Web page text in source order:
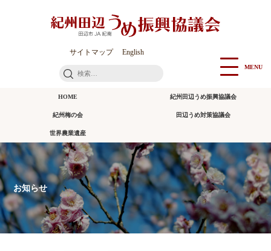
サイトマップ English
検
MENU
HOME 紀州田辺うめ振興協議会
紀州梅の会 田辺うめ対策協議会
世界農業遺産
お知らせ